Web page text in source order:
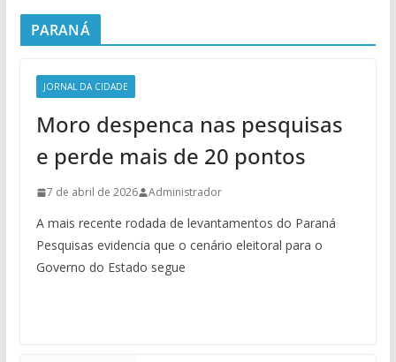
PARANÁ
JORNAL DA CIDADE
Moro despenca nas pesquisas
e perde mais de 20 pontos
7 de abril de 2026 Administrador
A mais recente rodada de levantamentos do Paraná
Pesquisas evidencia que o cenário eleitoral para o
Governo do Estado segue